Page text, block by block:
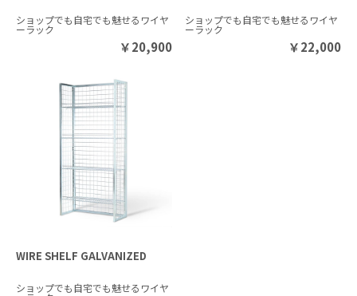
ショップでも自宅でも魅せるワイヤ
ーラック
￥20,900
ショップでも自宅でも魅せるワイヤ
ーラック
￥22,000
WIRE SHELF GALVANIZED
ショップでも自宅でも魅せるワイヤ